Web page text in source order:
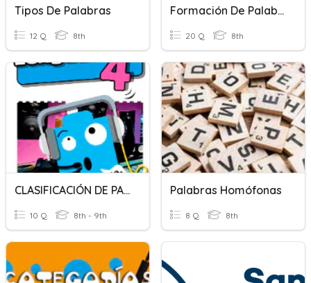
Tipos De Palabras
12 Q 8th
Formación De Palabras
20 Q 8th
CLASIFICACIÓN DE PALABRAS
10 Q 8th - 9th
Palabras Homófonas
8 Q 8th